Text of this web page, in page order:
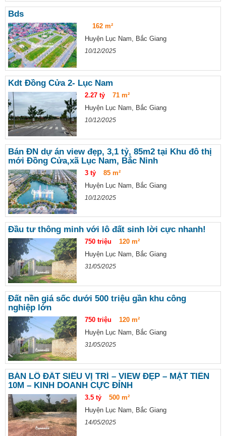
Bds
162 m²
Huyện Lục Nam, Bắc Giang
10/12/2025
Kdt Đồng Cửa 2- Lục Nam
2.27 tỷ
71 m²
Huyện Lục Nam, Bắc Giang
10/12/2025
Bán ĐN dự án view đẹp, 3,1 tỷ, 85m2 tại Khu đô thị
mới Đồng Cửa,xã Lục Nam, Bắc Ninh
3 tỷ
85 m²
Huyện Lục Nam, Bắc Giang
10/12/2025
Đầu tư thông minh với lô đất sinh lời cực nhanh!
750 triệu
120 m²
Huyện Lục Nam, Bắc Giang
31/05/2025
Đất nền giá sốc dưới 500 triệu gần khu công
nghiệp lớn
750 triệu
120 m²
Huyện Lục Nam, Bắc Giang
31/05/2025
BÁN LÔ ĐẤT SIÊU VỊ TRÍ – VIEW ĐẸP – MẶT TIỀN
10M – KINH DOANH CỰC ĐỈNH
3.5 tỷ
500 m²
Huyện Lục Nam, Bắc Giang
14/05/2025